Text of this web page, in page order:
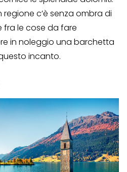
c’è senza ombra di
le cose da fare
in noleggio una barchetta
incanto.